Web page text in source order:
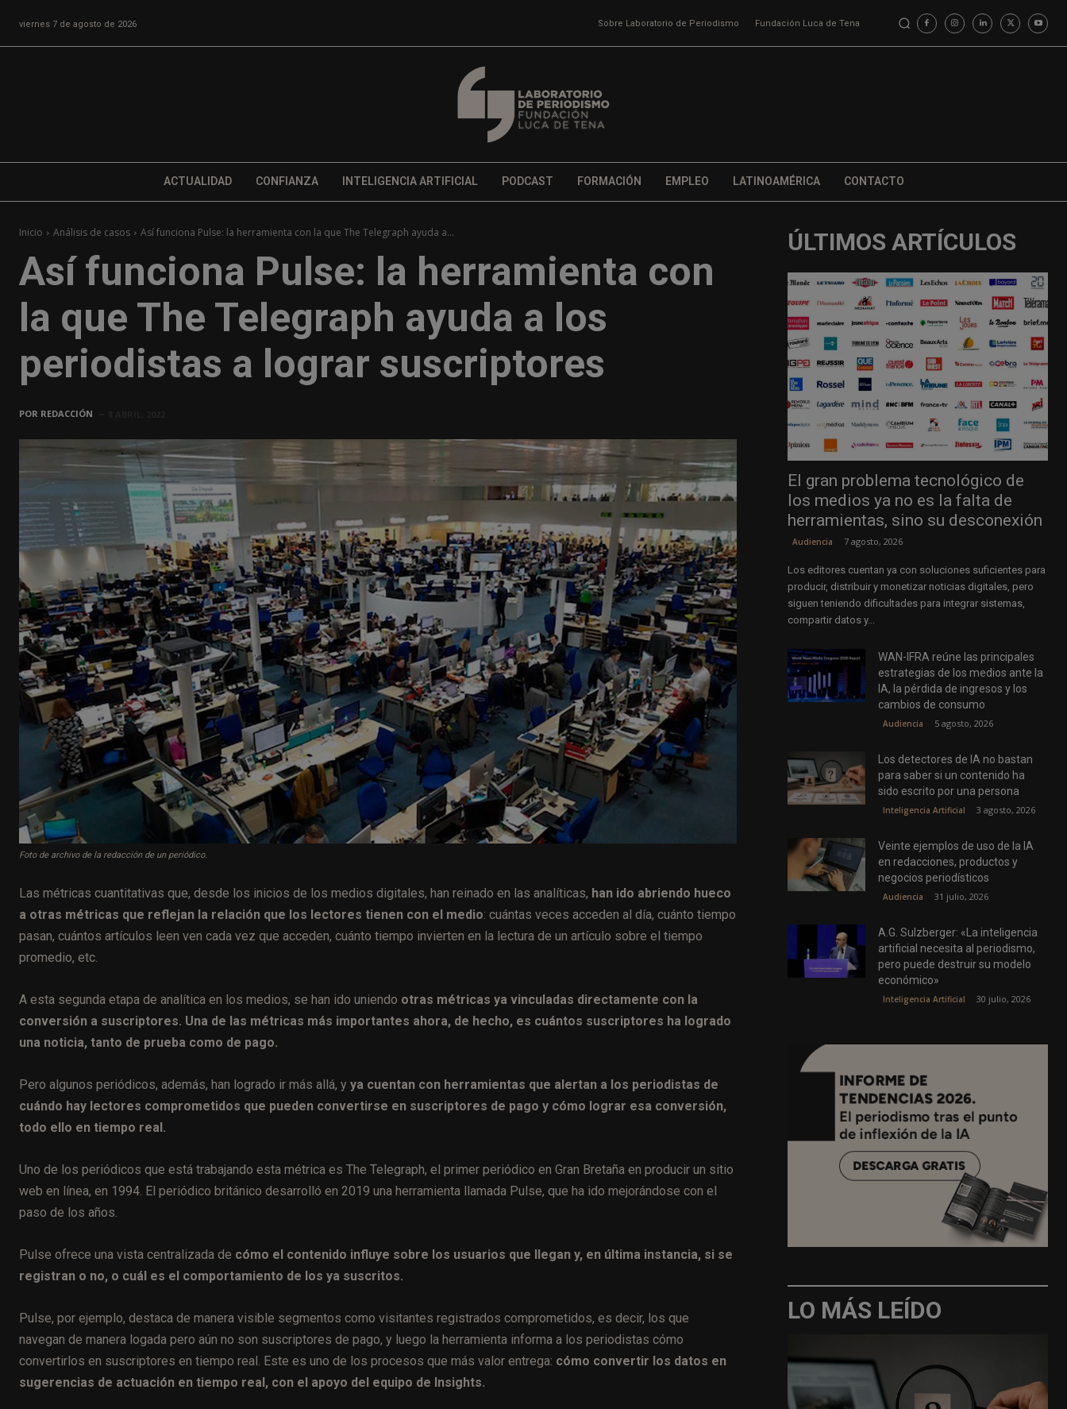
viernes 7 de agosto de 2026 Sobre Laboratorio de Periodismo Fundación Luca de Tena
ACTUALIDAD CONFIANZA INTELIGENCIA ARTIFICIAL PODCAST FORMACIÓN EMPLEO LATINOAMÉRICA CONTACTO
Inicio Análisis de casos Así funciona Pulse: la herramienta con la que The Telegraph ayuda a...
Así funciona Pulse: la herramienta con
la que The Telegraph ayuda a los
periodistas a lograr suscriptores
POR REDACCIÓN
Foto de archivo de la redacción de un periódico.
Las métricas cuantitativas que, desde los inicios de los medios digitales, han reinado en las analíticas, han ido abriendo hueco
a otras métricas que reflejan la relación que los lectores tienen con el medio: cuántas veces acceden al día, cuánto tiempo
pasan, cuántos artículos leen ven cada vez que acceden, cuánto tiempo invierten en la lectura de un artículo sobre el tiempo
promedio, etc.
A esta segunda etapa de analítica en los medios, se han ido uniendo otras métricas ya vinculadas directamente con la
conversión a suscriptores. Una de las métricas más importantes ahora, de hecho, es cuántos suscriptores ha logrado
una noticia, tanto de prueba como de pago.
Pero algunos periódicos, además, han logrado ir más allá, y ya cuentan con herramientas que alertan a los periodistas de
cuándo hay lectores comprometidos que pueden convertirse en suscriptores de pago y cómo lograr esa conversión,
todo ello en tiempo real.
Uno de los periódicos que está trabajando esta métrica es The Telegraph, el primer periódico en Gran Bretaña en producir un sitio
web en línea, en 1994. El periódico británico desarrolló en 2019 una herramienta llamada Pulse, que ha ido mejorándose con el
paso de los años.
Pulse ofrece una vista centralizada de cómo el contenido influye sobre los usuarios que llegan y, en última instancia, si se
registran o no, o cuál es el comportamiento de los ya suscritos.
Pulse, por ejemplo, destaca de manera visible segmentos como visitantes registrados comprometidos, es decir, los que
navegan de manera logada pero aún no son suscriptores de pago, y luego la herramienta informa a los periodistas cómo
convertirlos en suscriptores en tiempo real. Este es uno de los procesos que más valor entrega: cómo convertir los datos en
sugerencias de actuación en tiempo real, con el apoyo del equipo de Insights.
ÚLTIMOS ARTÍCULOS
El gran problema tecnológico de
los medios ya no es la falta de
herramientas, sino su desconexión
Audiencia 7 agosto, 2026
Los editores cuentan ya con soluciones suficientes para
producir, distribuir y monetizar noticias digitales, pero
siguen teniendo dificultades para integrar sistemas,
compartir datos y...
WAN-IFRA reúne las principales
estrategias de los medios ante la
IA, la pérdida de ingresos y los
cambios de consumo
Audiencia 5 agosto, 2026
Los detectores de IA no bastan
para saber si un contenido ha
sido escrito por una persona
Inteligencia Artificial 3 agosto, 2026
Veinte ejemplos de uso de la IA
en redacciones, productos y
negocios periodísticos
Audiencia 31 julio, 2026
A.G. Sulzberger: «La inteligencia
artificial necesita al periodismo,
pero puede destruir su modelo
económico»
Inteligencia Artificial 30 julio, 2026
LO MÁS LEÍDO